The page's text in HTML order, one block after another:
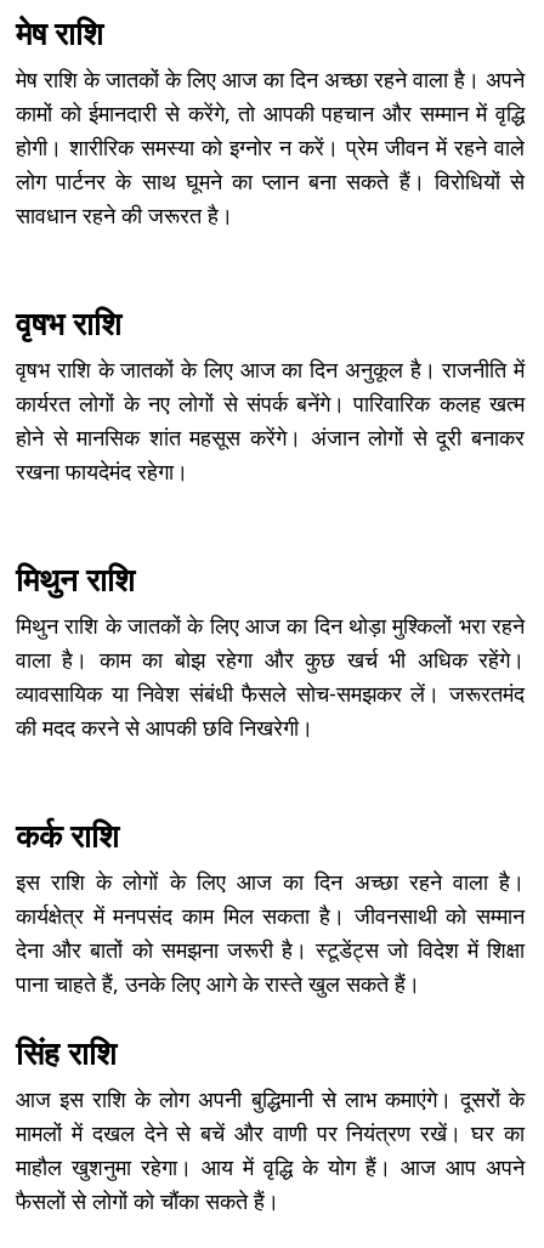
मेष राशि
मेष राशि के जातकों के लिए आज का दिन अच्छा रहने वाला है। अपने
कामों को ईमानदारी से करेंगे, तो आपकी पहचान और सम्मान में वृद्धि
होगी। शारीरिक समस्या को इग्नोर न करें। प्रेम जीवन में रहने वाले
लोग पार्टनर के साथ घूमने का प्लान बना सकते हैं। विरोधियों से
सावधान रहने की जरूरत है।
वृषभ राशि
वृषभ राशि के जातकों के लिए आज का दिन अनुकूल है। राजनीति में
कार्यरत लोगों के नए लोगों से संपर्क बनेंगे। पारिवारिक कलह खत्म
होने से मानसिक शांत महसूस करेंगे। अंजान लोगों से दूरी बनाकर
रखना फायदेमंद रहेगा।
मिथुन राशि
मिथुन राशि के जातकों के लिए आज का दिन थोड़ा मुश्किलों भरा रहने
वाला है। काम का बोझ रहेगा और कुछ खर्च भी अधिक रहेंगे।
व्यावसायिक या निवेश संबंधी फैसले सोच-समझकर लें। जरूरतमंद
की मदद करने से आपकी छवि निखरेगी।
कर्क राशि
इस राशि के लोगों के लिए आज का दिन अच्छा रहने वाला है।
कार्यक्षेत्र में मनपसंद काम मिल सकता है। जीवनसाथी को सम्मान
देना और बातों को समझना जरूरी है। स्टूडेंट्स जो विदेश में शिक्षा
पाना चाहते हैं, उनके लिए आगे के रास्ते खुल सकते हैं।
सिंह राशि
आज इस राशि के लोग अपनी बुद्धिमानी से लाभ कमाएंगे। दूसरों के
मामलों में दखल देने से बचें और वाणी पर नियंत्रण रखें। घर का
माहौल खुशनुमा रहेगा। आय में वृद्धि के योग हैं। आज आप अपने
फैसलों से लोगों को चौंका सकते हैं।